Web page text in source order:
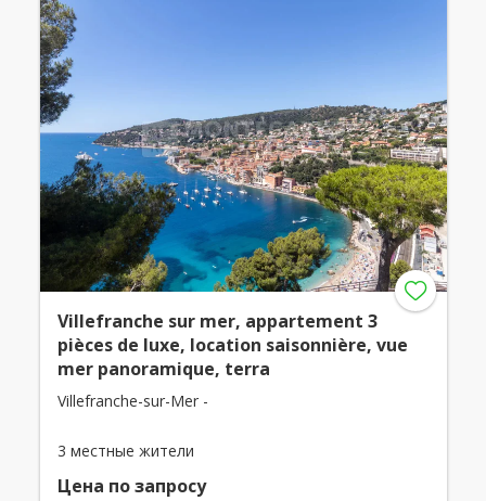
Villefranche sur mer, appartement 3
pièces de luxe, location saisonnière, vue
mer panoramique, terra
Villefranche-sur-Mer -
3 местные жители
Цена по запросу